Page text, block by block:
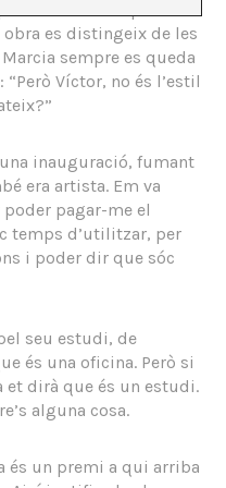
obra es distingeix de les
sempre es queda
Víctor, no és l’estil
inauguració, fumant
era artista. Em va
pagar-me el
temps d’utilitzar, per
i poder dir que sóc
seu estudi, de
és una oficina. Però si
et dirà que és un estudi.
alguna cosa.
és un premi a qui arriba